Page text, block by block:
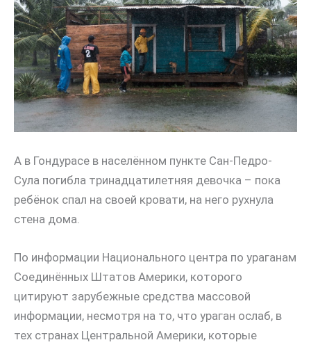
А в Гондурасе в населённом пункте Сан-Педро-
Сула погибла тринадцатилетняя девочка – пока
ребёнок спал на своей кровати, на него рухнула
стена дома.
По информации Национального центра по ураганам
Соединённых Штатов Америки, которого
цитируют зарубежные средства массовой
информации, несмотря на то, что ураган ослаб, в
тех странах Центральной Америки, которые